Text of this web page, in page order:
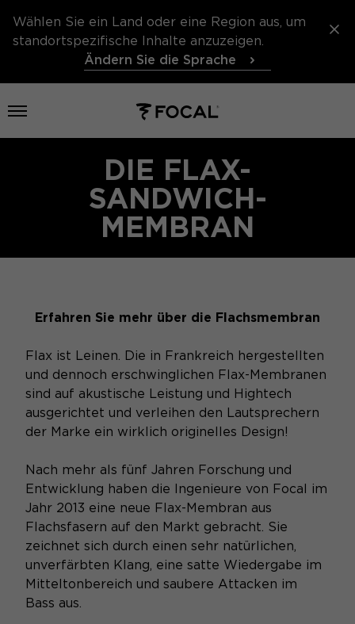
Wählen Sie ein Land oder eine Region aus, um
standortspezifische Inhalte anzuzeigen.
Ändern Sie die Sprache
Menü öffnen
DIE FLAX-
SANDWICH-
MEMBRAN
Erfahren Sie mehr über die Flachsmembran
Flax ist Leinen. Die in Frankreich hergestellten
und dennoch erschwinglichen Flax-Membranen
sind auf akustische Leistung und Hightech
ausgerichtet und verleihen den Lautsprechern
der Marke ein wirklich originelles Design!
Nach mehr als fünf Jahren Forschung und
Entwicklung haben die Ingenieure von Focal im
Jahr 2013 eine neue Flax-Membran aus
Flachsfasern auf den Markt gebracht. Sie
zeichnet sich durch einen sehr natürlichen,
unverfärbten Klang, eine satte Wiedergabe im
Mitteltonbereich und saubere Attacken im
Bass aus.